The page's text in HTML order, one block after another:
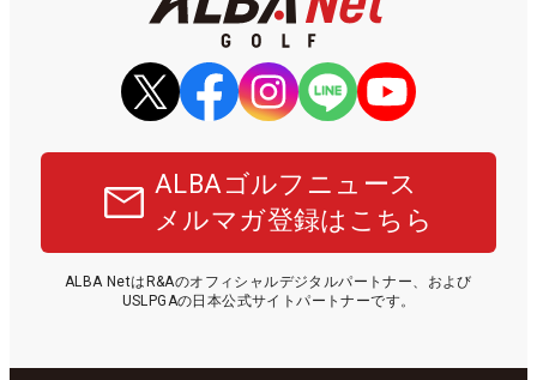
ALBAゴルフニュース
メルマガ登録はこちら
ALBA NetはR&Aのオフィシャルデジタルパートナー、および
USLPGAの日本公式サイトパートナーです。